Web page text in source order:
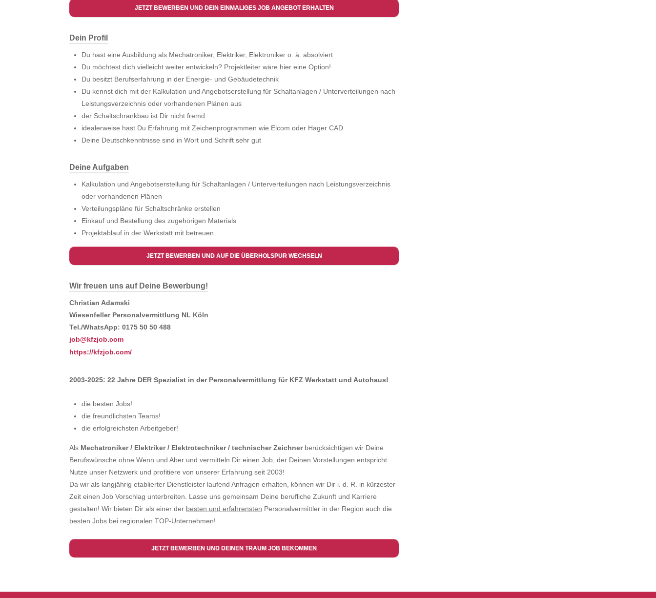
JETZT BEWERBEN UND DEIN EINMALIGES JOB ANGEBOT ERHALTEN
Dein Profil
Du hast eine Ausbildung als Mechatroniker, Elektriker, Elektroniker o. ä. absolviert
Du möchtest dich vielleicht weiter entwickeln? Projektleiter wäre hier eine Option!
Du besitzt Berufserfahrung in der Energie- und Gebäudetechnik
Du kennst dich mit der Kalkulation und Angebotserstellung für Schaltanlagen / Unterverteilungen nach
Leistungsverzeichnis oder vorhandenen Plänen aus
der Schaltschrankbau ist Dir nicht fremd
idealerweise hast Du Erfahrung mit Zeichenprogrammen wie Elcom oder Hager CAD
Deine Deutschkenntnisse sind in Wort und Schrift sehr gut
Deine Aufgaben
Kalkulation und Angebotserstellung für Schaltanlagen / Unterverteilungen nach Leistungsverzeichnis
oder vorhandenen Plänen
Verteilungspläne für Schaltschränke erstellen
Einkauf und Bestellung des zugehörigen Materials
Projektablauf in der Werkstatt mit betreuen
JETZT BEWERBEN UND AUF DIE ÜBERHOLSPUR WECHSELN
Wir freuen uns auf Deine Bewerbung!
Christian Adamski
Wiesenfeller Personalvermittlung NL Köln
Tel./WhatsApp: 0175 50 50 488
job@kfzjob.com
https://kfzjob.com/
2003-2025: 22 Jahre DER Spezialist in der Personalvermittlung für KFZ Werkstatt und Autohaus!
die besten Jobs!
die freundlichsten Teams!
die erfolgreichsten Arbeitgeber!
Als Mechatroniker / Elektriker / Elektrotechniker / technischer Zeichnerberücksichtigen wir Deine
Berufswünsche ohne Wenn und Aber und vermitteln Dir einen Job, der Deinen Vorstellungen entspricht.
Nutze unser Netzwerk und profitiere von unserer Erfahrung seit 2003!
Da wir als langjährig etablierter Dienstleister laufend Anfragen erhalten, können wir Dir i. d. R. in kürzester
Zeit einen Job Vorschlag unterbreiten. Lasse uns gemeinsam Deine berufliche Zukunft und Karriere
gestalten! Wir bieten Dir als einer der besten und erfahrensten Personalvermittler in der Region auch die
besten Jobs bei regionalen TOP-Unternehmen!
JETZT BEWERBEN UND DEINEN TRAUM JOB BEKOMMEN